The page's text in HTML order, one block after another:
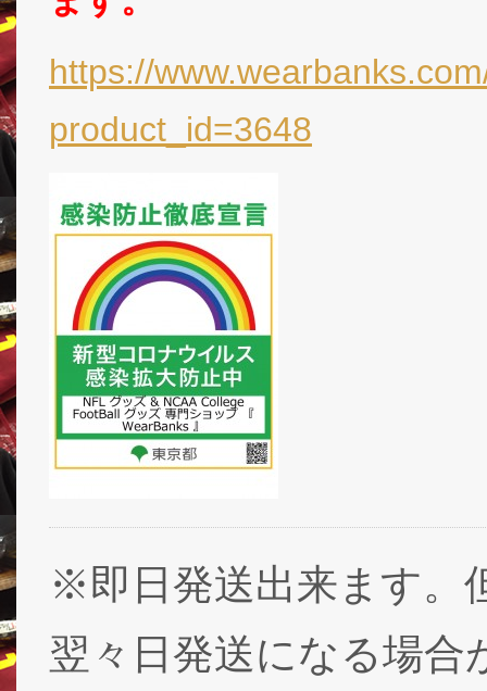
https://
product_id=3648
※即日発送出来ます。
翌々日発送になる場